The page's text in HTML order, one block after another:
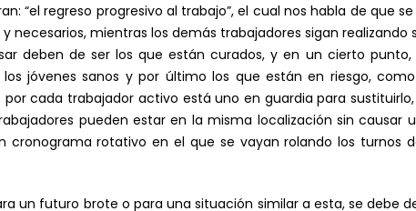
“el regreso progresivo al trabajo”, el cual nos habla de que
necesarios, mientras los demás trabajadores sigan realizando
deben de ser los que están curados, y en un cierto punto,
jóvenes sanos y por último los que están en riesgo,
cada trabajador activo está uno en guardia para
pueden estar en la misma localización sin causar
cronograma rotativo en el que se vayan rolando los turnos
un futuro brote o para una situación similar a esta, se debe